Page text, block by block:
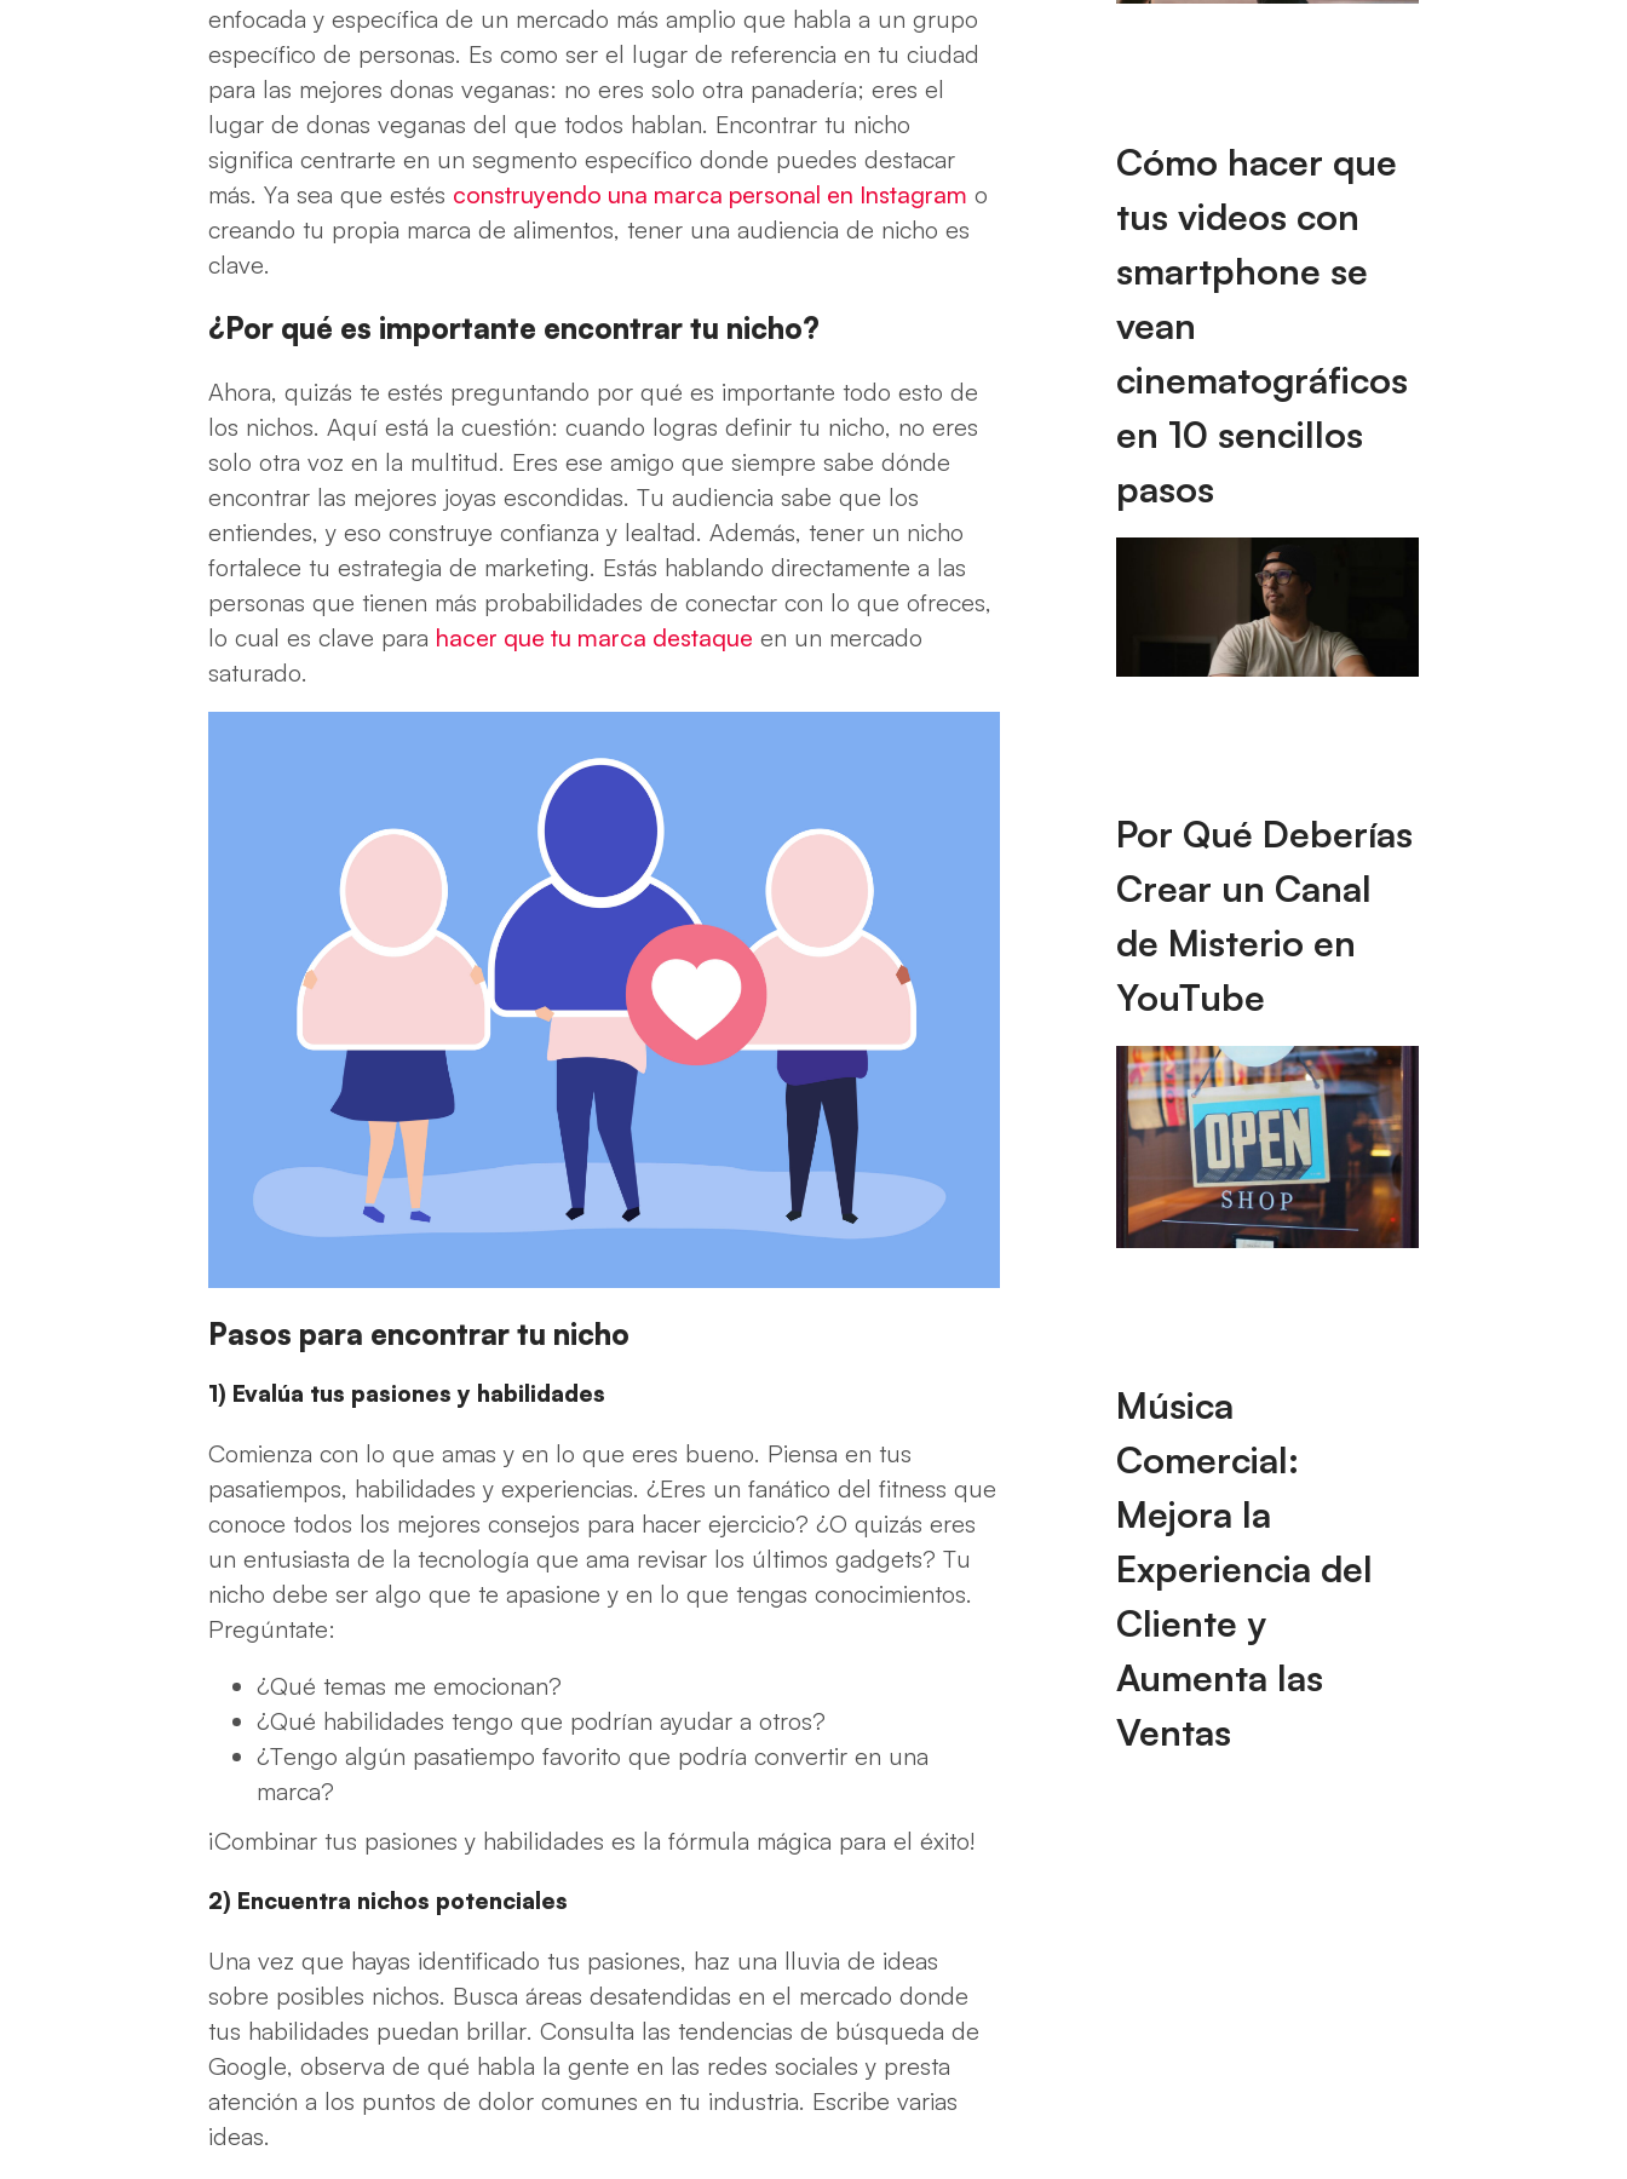
enfocada y específica de un mercado más amplio que habla a un grupo
específico de personas. Es como ser el lugar de referencia en tu ciudad
para las mejores donas veganas: no eres solo otra panadería; eres el
lugar de donas veganas del que todos hablan. Encontrar tu nicho
significa centrarte en un segmento específico donde puedes destacar
más. Ya sea que estés construyendo una marca personal en Instagram o
creando tu propia marca de alimentos, tener una audiencia de nicho es
clave.
¿Por qué es importante encontrar tu nicho?
Ahora, quizás te estés preguntando por qué es importante todo esto de
los nichos. Aquí está la cuestión: cuando logras definir tu nicho, no eres
solo otra voz en la multitud. Eres ese amigo que siempre sabe dónde
encontrar las mejores joyas escondidas. Tu audiencia sabe que los
entiendes, y eso construye confianza y lealtad. Además, tener un nicho
fortalece tu estrategia de marketing. Estás hablando directamente a las
personas que tienen más probabilidades de conectar con lo que ofreces,
lo cual es clave para hacer que tu marca destaque en un mercado
saturado.
Pasos para encontrar tu nicho
1) Evalúa tus pasiones y habilidades
Comienza con lo que amas y en lo que eres bueno. Piensa en tus
pasatiempos, habilidades y experiencias. ¿Eres un fanático del fitness que
conoce todos los mejores consejos para hacer ejercicio? ¿O quizás eres
un entusiasta de la tecnología que ama revisar los últimos gadgets? Tu
nicho debe ser algo que te apasione y en lo que tengas conocimientos.
Pregúntate:
¿Qué temas me emocionan?
¿Qué habilidades tengo que podrían ayudar a otros?
¿Tengo algún pasatiempo favorito que podría convertir en una
marca?
¡Combinar tus pasiones y habilidades es la fórmula mágica para el éxito!
2) Encuentra nichos potenciales
Una vez que hayas identificado tus pasiones, haz una lluvia de ideas
sobre posibles nichos. Busca áreas desatendidas en el mercado donde
tus habilidades puedan brillar. Consulta las tendencias de búsqueda de
Google, observa de qué habla la gente en las redes sociales y presta
atención a los puntos de dolor comunes en tu industria. Escribe varias
ideas.
Cómo hacer que
tus videos con
smartphone se
vean
cinematográficos
en 10 sencillos
pasos
Por Qué Deberías
Crear un Canal
de Misterio en
YouTube
Música
Comercial:
Mejora la
Experiencia del
Cliente y
Aumenta las
Ventas